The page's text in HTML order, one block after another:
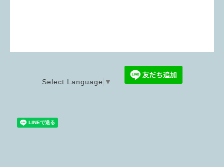
Select Language ▼